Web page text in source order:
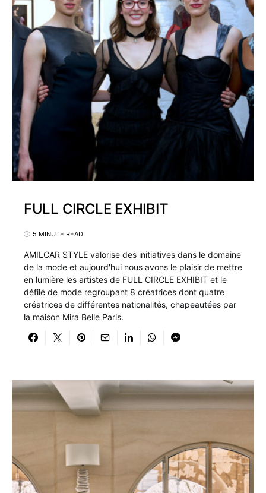
FULL CIRCLE EXHIBIT
5 MINUTE READ
AMILCAR STYLE valorise des initiatives dans le domaine
de la mode et aujourd'hui nous avons le plaisir de mettre
en lumière les artistes de FULL CIRCLE EXHIBIT et le
défilé de mode regroupant 8 créatrices dont quatre
créatrices de différentes nationalités, chapeautées par
la maison Mira Belle Paris.